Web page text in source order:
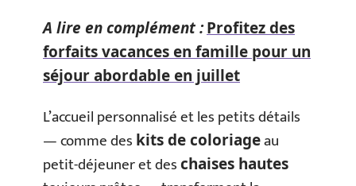
A lire en complément :Profitez des
forfaits vacances en famille pour un
séjour abordable en juillet
L’accueil personnalisé et les petits détails
— comme des kits de coloriageau
petit-déjeuner et deschaises hautes